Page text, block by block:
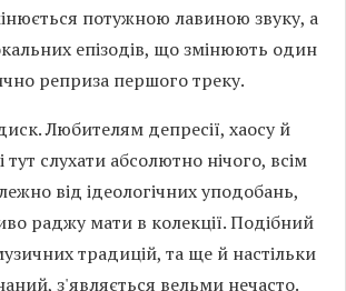
потужною лавиною звуку, а
епізодів, що змінюють один
реприза першого треку.
Любителям депресії, хаосу й
тут слухати абсолютно нічого, всім
від ідеологічних уподобань,
раджу мати в колекції. Подібний
традицій, та ще й настільки
з'являється вельми нечасто.